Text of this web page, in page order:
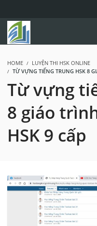
HOME
LUYỆN THI HSK ONLINE
TỪ VỰNG TIẾNG TRUNG HSK 8
Từ vựng
8 giáo
HSK 9 cấp